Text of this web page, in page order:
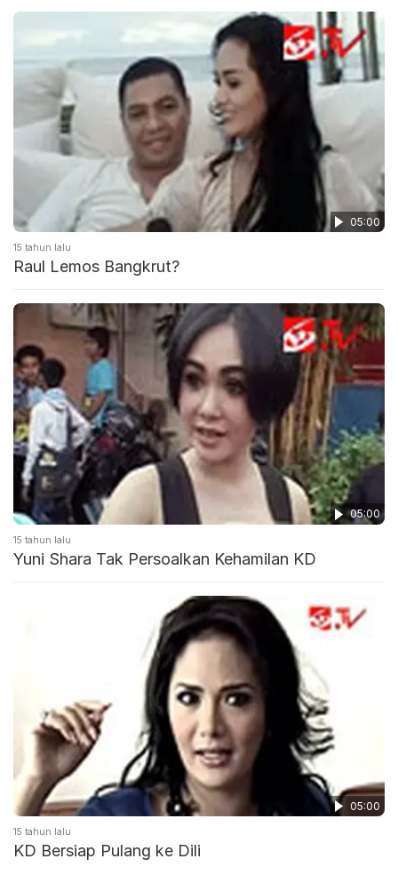
05:00
15 tahun lalu
Raul Lemos Bangkrut?
05:00
15 tahun lalu
Yuni Shara Tak Persoalkan Kehamilan KD
05:00
15 tahun lalu
KD Bersiap Pulang ke Dili